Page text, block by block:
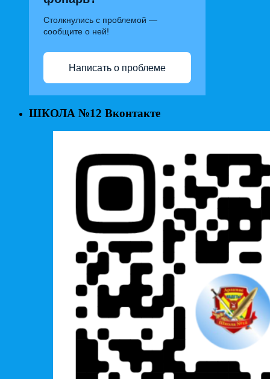
Столкнулись с проблемой —
сообщите о ней!
Написать о проблеме
ШКОЛА №12 Вконтакте